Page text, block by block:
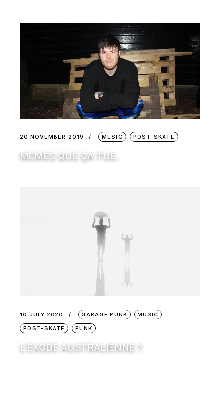
20 NOVEMBER 2019 MUSIC POST-SKATE
MEMES QUE ÇA TUE.
10 JULY 2020 GARAGE PUNK
MUSIC
POST-SKATE
PUNK
L’EXODE AUSTRALIENNE ?